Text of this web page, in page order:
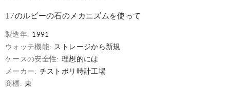
17のルビーの石のメカニズムを使って
製造年: 1991
ウォッチ機能: ストレージから新規
ケースの安全性: 理想的には
メーカー: チストポリ時計工場
商標: 東